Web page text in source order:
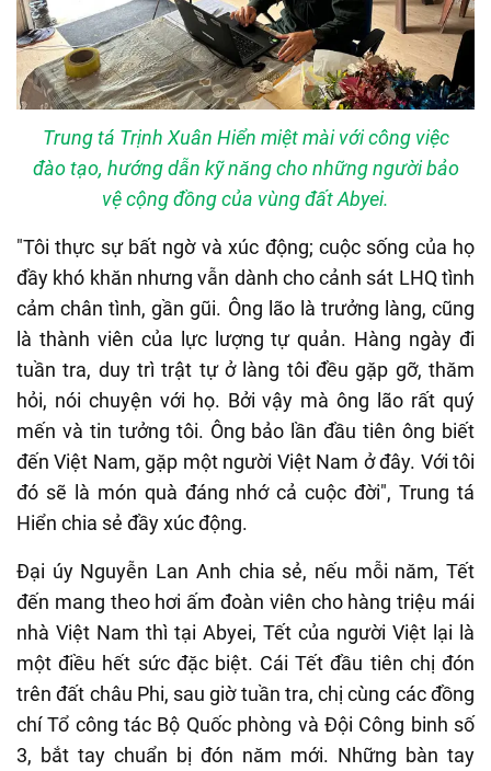
Trung tá Trịnh Xuân Hiển miệt mài với công việc
đào tạo, hướng dẫn kỹ năng cho những người bảo
vệ cộng đồng của vùng đất Abyei.
"Tôi thực sự bất ngờ và xúc động; cuộc sống của họ
đầy khó khăn nhưng vẫn dành cho cảnh sát LHQ tình
cảm chân tình, gần gũi. Ông lão là trưởng làng, cũng
là thành viên của lực lượng tự quản. Hàng ngày đi
tuần tra, duy trì trật tự ở làng tôi đều gặp gỡ, thăm
hỏi, nói chuyện với họ. Bởi vậy mà ông lão rất quý
mến và tin tưởng tôi. Ông bảo lần đầu tiên ông biết
đến Việt Nam, gặp một người Việt Nam ở đây. Với tôi
đó sẽ là món quà đáng nhớ cả cuộc đời", Trung tá
Hiển chia sẻ đầy xúc động.
Đại úy Nguyễn Lan Anh chia sẻ, nếu mỗi năm, Tết
đến mang theo hơi ấm đoàn viên cho hàng triệu mái
nhà Việt Nam thì tại Abyei, Tết của người Việt lại là
một điều hết sức đặc biệt. Cái Tết đầu tiên chị đón
trên đất châu Phi, sau giờ tuần tra, chị cùng các đồng
chí Tổ công tác Bộ Quốc phòng và Đội Công binh số
3, bắt tay chuẩn bị đón năm mới. Những bàn tay